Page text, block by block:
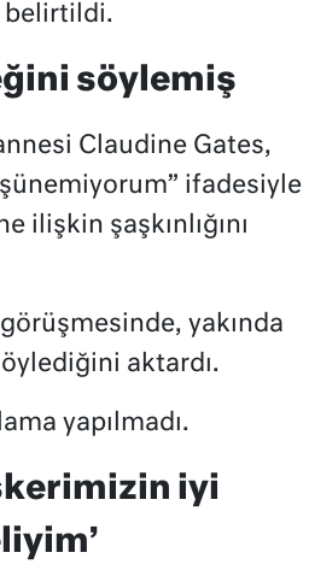
belirtildi.
söylemiş
Claudine Gates,
ifadesiyle
ilişkin şaşkınlığını
yakında
aktardı.
yapılmadı.
iyi